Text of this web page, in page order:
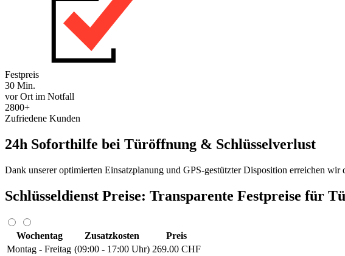
Festpreis
30 Min.
vor Ort im Notfall
2800+
Zufriedene Kunden
24h Soforthilfe bei Türöffnung & Schlüsselverlust
Dank unserer optimierten Einsatzplanung und GPS-gestützter Disposition erreichen
Schlüsseldienst Preise: Transparente Festpreise für
Wochentag Zusatzkosten
Preis
Montag - Freitag (09:00 - 17:00 Uhr) 269.00 CHF